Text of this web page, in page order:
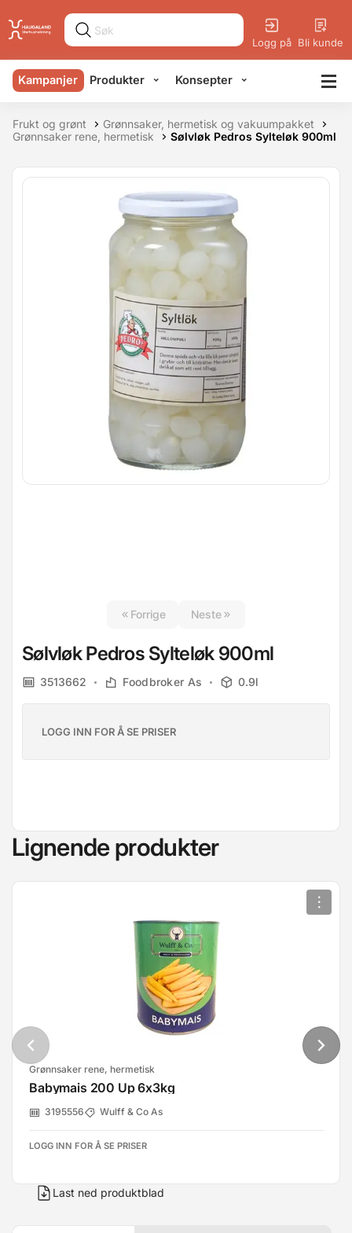
Logg på Bli kunde
Kampanjer Produkter Konsepter
Frukt og grønt
Grønnsaker, hermetisk og vakuumpakket
Grønnsaker rene, hermetisk
Sølvløk Pedros Sylteløk 900ml
Forrige Neste
Sølvløk Pedros Sylteløk 900ml
3513662 Foodbroker As 0.9l
LOGG INN FOR Å SE PRISER
Lignende produkter
Grønnsaker rene, hermetisk
Babymais 200 Up 6x3kg
3195556 Wulff & Co As
LOGG INN FOR Å SE PRISER
Last ned produktblad